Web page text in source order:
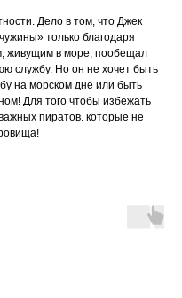
Дело в том, что Джек
только благодаря
живущим в море, пообещал
службу. Но он не хочет быть
на морском дне или быть
Для того чтобы избежать
пиратов. которые не